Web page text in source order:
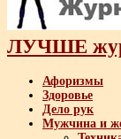
ЛУЧШЕ
Афоризмы
Здоровье
Дело рук
Мужчина и